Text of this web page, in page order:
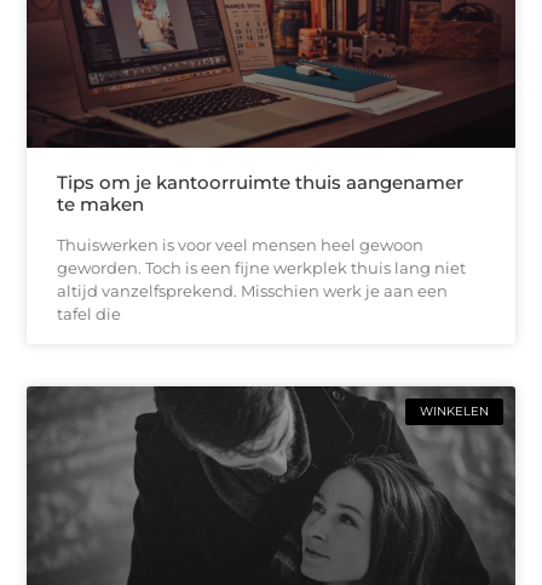
Tips om je kantoorruimte thuis aangenamer
te maken
Thuiswerken is voor veel mensen heel gewoon
geworden. Toch is een fijne werkplek thuis lang niet
altijd vanzelfsprekend. Misschien werk je aan een
tafel die
WINKELEN